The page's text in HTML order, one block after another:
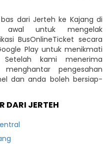
dari Jerteh ke Kajang di
awal untuk mengelak
BusOnlineTicket secara
Play untuk menikmati
kami menerima
pengesahan
dan anda boleh bersiap-
DARI JERTEH